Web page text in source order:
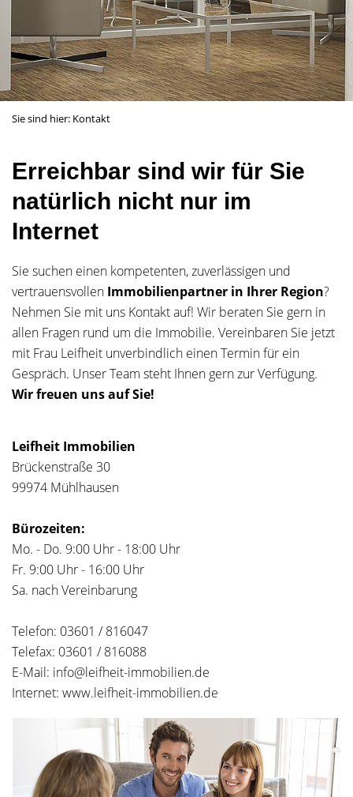
Sie sind hier: Kontakt
Erreichbar sind wir für Sie
natürlich nicht nur im
Internet
Sie suchen einen kompetenten, zuverlässigen und
vertrauensvollen Immobilienpartner in Ihrer Region?
Nehmen Sie mit uns Kontakt auf! Wir beraten Sie gern in
allen Fragen rund um die Immobilie. Vereinbaren Sie jetzt
mit Frau Leifheit unverbindlich einen Termin für ein
Gespräch. Unser Team steht Ihnen gern zur Verfügung.
Wir freuen uns auf Sie!
Leifheit Immobilien
Brückenstraße 30
99974 Mühlhausen
Bürozeiten:
Mo. - Do. 9:00 Uhr - 18:00 Uhr
Fr. 9:00 Uhr - 16:00 Uhr
Sa. nach Vereinbarung
Telefon: 03601 / 816047
Telefax: 03601 / 816088
E-Mail: info@leifheit-immobilien.de
Internet: www.leifheit-immobilien.de